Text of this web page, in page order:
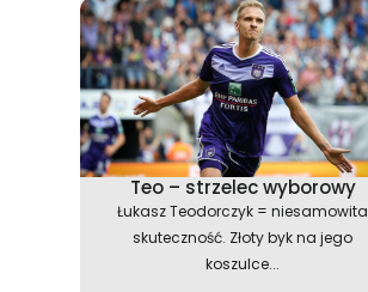
Teo – strzelec wyborowy
Łukasz Teodorczyk = niesamowita
skuteczność. Złoty byk na jego
koszulce...